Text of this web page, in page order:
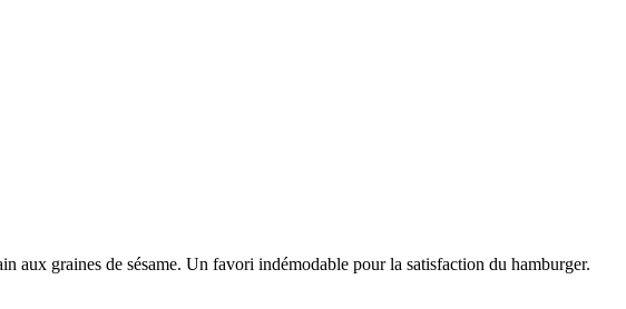
aux graines de sésame. Un favori indémodable pour la satisfaction du hamburger.